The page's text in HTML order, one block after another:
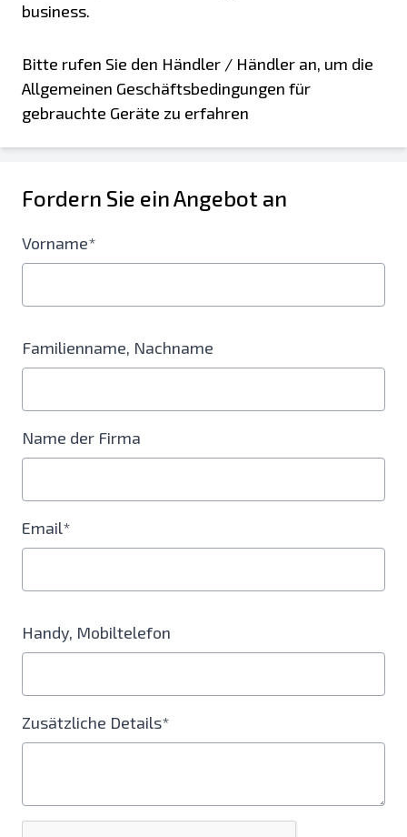
business.
Bitte rufen Sie den Händler / Händler an, um die
Allgemeinen Geschäftsbedingungen für
gebrauchte Geräte zu erfahren
Fordern Sie ein Angebot an
Vorname*
Familienname, Nachname
Name der Firma
Email*
Handy, Mobiltelefon
Zusätzliche Details*